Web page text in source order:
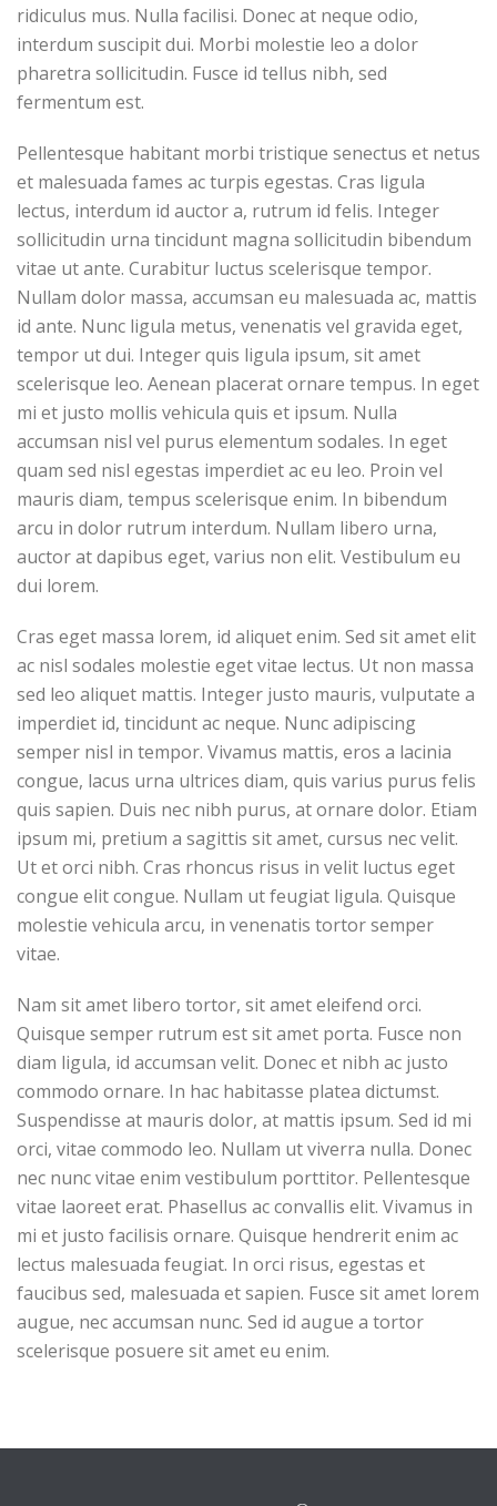
ridiculus mus. Nulla facilisi. Donec at neque odio,
interdum suscipit dui. Morbi molestie leo a dolor
pharetra sollicitudin. Fusce id tellus nibh, sed
fermentum est.
Pellentesque habitant morbi tristique senectus et netus
et malesuada fames ac turpis egestas. Cras ligula
lectus, interdum id auctor a, rutrum id felis. Integer
sollicitudin urna tincidunt magna sollicitudin bibendum
vitae ut ante. Curabitur luctus scelerisque tempor.
Nullam dolor massa, accumsan eu malesuada ac, mattis
id ante. Nunc ligula metus, venenatis vel gravida eget,
tempor ut dui. Integer quis ligula ipsum, sit amet
scelerisque leo. Aenean placerat ornare tempus. In eget
mi et justo mollis vehicula quis et ipsum. Nulla
accumsan nisl vel purus elementum sodales. In eget
quam sed nisl egestas imperdiet ac eu leo. Proin vel
mauris diam, tempus scelerisque enim. In bibendum
arcu in dolor rutrum interdum. Nullam libero urna,
auctor at dapibus eget, varius non elit. Vestibulum eu
dui lorem.
Cras eget massa lorem, id aliquet enim. Sed sit amet elit
ac nisl sodales molestie eget vitae lectus. Ut non massa
sed leo aliquet mattis. Integer justo mauris, vulputate a
imperdiet id, tincidunt ac neque. Nunc adipiscing
semper nisl in tempor. Vivamus mattis, eros a lacinia
congue, lacus urna ultrices diam, quis varius purus felis
quis sapien. Duis nec nibh purus, at ornare dolor. Etiam
ipsum mi, pretium a sagittis sit amet, cursus nec velit.
Ut et orci nibh. Cras rhoncus risus in velit luctus eget
congue elit congue. Nullam ut feugiat ligula. Quisque
molestie vehicula arcu, in venenatis tortor semper
vitae.
Nam sit amet libero tortor, sit amet eleifend orci.
Quisque semper rutrum est sit amet porta. Fusce non
diam ligula, id accumsan velit. Donec et nibh ac justo
commodo ornare. In hac habitasse platea dictumst.
Suspendisse at mauris dolor, at mattis ipsum. Sed id mi
orci, vitae commodo leo. Nullam ut viverra nulla. Donec
nec nunc vitae enim vestibulum porttitor. Pellentesque
vitae laoreet erat. Phasellus ac convallis elit. Vivamus in
mi et justo facilisis ornare. Quisque hendrerit enim ac
lectus malesuada feugiat. In orci risus, egestas et
faucibus sed, malesuada et sapien. Fusce sit amet lorem
augue, nec accumsan nunc. Sed id augue a tortor
scelerisque posuere sit amet eu enim.